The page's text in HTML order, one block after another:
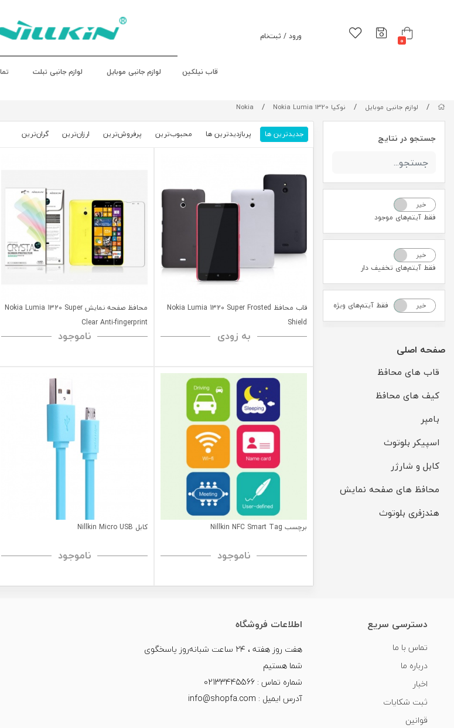
0 ورود / ثبت‌نام
قاب نیلکین لوازم جانبی موبایل لوازم جانبی تبلت
/ لوازم جانبی موبایل / نوکیا Nokia / Nokia Lumia 1320
جستجو در نتایج
خیر
فقط آیتم‌های موجود
خیر
فقط آیتم‌های تخفیف دار
بله خیر فقط آیتم‌های ویژه
صفحه اصلی
قاب های محافظ
کیف های محافظ
بامپر
اسپیکر بلوتوث
کابل و شارژر
محافظ های صفحه نمایش
هندزفری بلوتوث
جدیدترین ها پربازدیدترین ها محبوب‌‌ترین پرفروش‌ترین ارزان‌ترین گران‌ترین
قاب محافظ Nokia Lumia 1320 Super Frosted
Shield
به زودی
محافظ صفحه نمایش Nokia Lumia 1320 Super
Clear Anti-fingerprint
ناموجود
برچسب Nillkin NFC Smart Tag
ناموجود
کابل Nillkin Micro USB
ناموجود
دسترسی سریع
تماس با ما
درباره ما
اخبار
ثبت شکایات
قوانین
اطلاعات فروشگاه
هفت روز هفته ، ۲۴ ساعت شبانه‌روز پاسخگوی
شما هستیم
شماره تماس : 02133445566
آدرس ایمیل : info@shopfa.com